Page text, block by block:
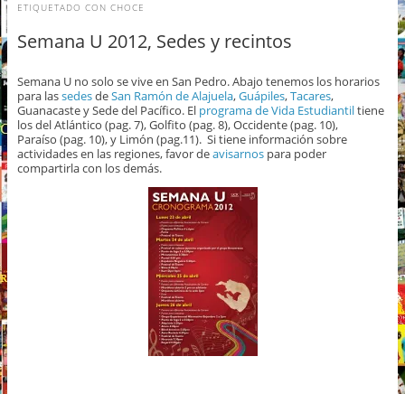
ETIQUETADO CON CHOCE
Semana U 2012, Sedes y recintos
Semana U no solo se vive en San Pedro. Abajo tenemos los horarios
para lassedesdeSan Ramón de Alajuela,Guápiles,Tacares,
Guanacaste y Sede del Pacífico. El programa de Vida Estudiantiltiene
los del Atlántico (pag. 7), Golfito (pag. 8), Occidente (pag. 10),
Paraíso (pag. 10), y Limón (pag.11). Si tiene información sobre
actividades en las regiones, favor deavisarnospara poder
compartirla con los demás.